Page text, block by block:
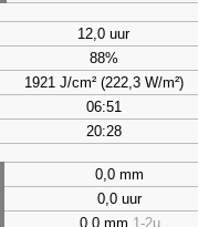
12,0 uur
88%
1921 J/cm² (222,3 W/m²)
06:51
20:28
0,0 mm
0,0 uur
0,0 mm 1-2u